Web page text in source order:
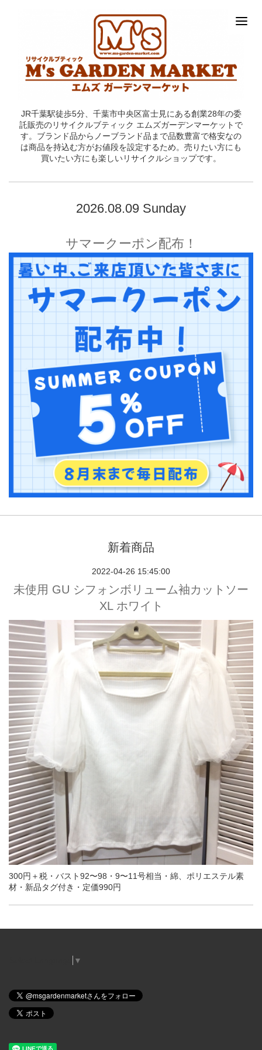
JR千葉駅徒歩5分、千葉市中央区富士見にある創業28年の委
託販売のリサイクルブティック エムズガーデンマーケットで
す。ブランド品からノーブランド品まで品数豊富で格安なの
は商品を持込む方がお値段を設定するため。売りたい方にも
買いたい方にも楽しいリサイクルショップです。
2026.08.09 Sunday
サマークーポン配布！
新着商品
2022-04-26 15:45:00
未使用 GU シフォンボリューム袖カットソー
XL ホワイト
300円＋税・バスト92〜98・9〜11号相当・綿、ポリエステル素
材・新品タグ付き・定価990円
▼